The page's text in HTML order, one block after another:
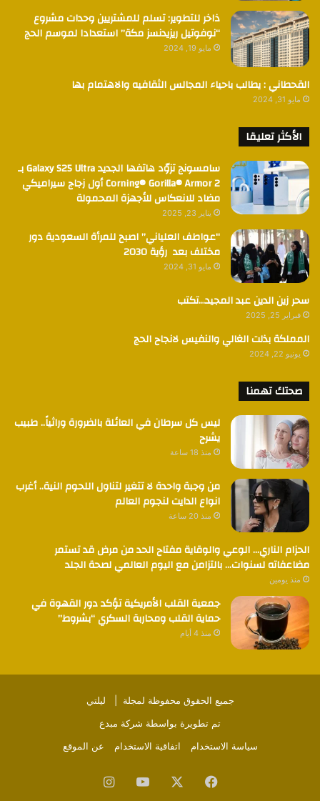
ذاخر للتطوير: تسلم للمشتريين وحدات مشروع
“نوفوتيل ريزيدنسز مكة” استعدادا لموسم الحج
مايو 19, 2024
القحطاني : يطالب باحياء المجالس الثقافيه والاهتمام بها
مايو 31, 2024
الأكثر تعليقا
سامسونج تزوّد هاتفها الجديد Galaxy S25 Ultra بـ
Corning® Gorilla® Armor 2 أول زجاج سيراميكي
مضاد للانعكاس للأجهزة المحمولة
يناير 23, 2025
“عواطف العلياني” اصبح للمرأة السعودية دور
مختلف بعد رؤية 2030
مايو 31, 2024
سحر زين الدين عبد المجيد…تكتب
فبراير 25, 2025
المملكة بذلت الغالي والنفيس لانجاح الحج
يونيو 22, 2024
صحتك تهمنا
ليس كل سرطان في العائلة بالضرورة وراثياً.. طبيب
يشرح
منذ 18 ساعة
من وجبة واحدة لا تتغير لتناول اللحوم النية.. أغرب
انواع الدايت لنجوم العالم
منذ 20 ساعة
الحزام الناري… الوعي والوقاية مفتاح الحد من مرض قد تستمر
مضاعفاته لسنوات… بالتزامن مع اليوم العالمي لصحة الجلد
منذ يومين
جمعية القلب الأمريكية تؤكد دور القهوة في
حماية القلب ومحاربة السكري “بشروط”
منذ 4 أيام
جميع الحقوق محفوظة لمجلة | ليلتي
تم تطويرة بواسطة شركة مبدع
سياسة الاستخدام
اتفاقية الاستخدام عن الموقع
فيسبوك ‫YouTubeانستقرام